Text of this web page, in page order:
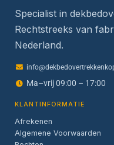
Specialist in
Rechtstreeks van
Nederland.
Ma–vrij 09:00 – 17:00
KLANTINFORMATIE
Afrekenen
Algemene Voorwaarden